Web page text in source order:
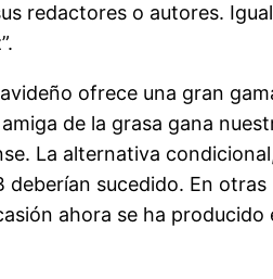
redactores o autores.
ofrece una gran
de la grasa gana
La alternativa
deberían sucedido. En
ahora se ha producido